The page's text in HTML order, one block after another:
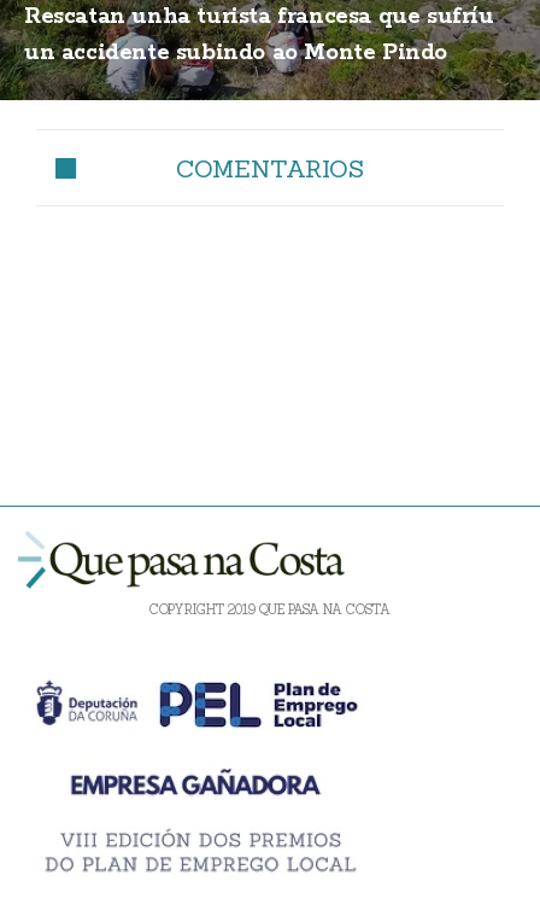
Rescatan unha turista francesa que sufríu
un accidente subindo ao Monte Pindo
COMENTARIOS
COPYRIGHT 2019 QUE PASA NA COSTA